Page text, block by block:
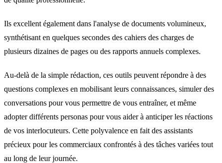
Ils excellent également dans l'analyse de documents volumineux,
synthétisant en quelques secondes des cahiers des charges de
plusieurs dizaines de pages ou des rapports annuels complexes.
Au-delà de la simple rédaction, ces outils peuvent répondre à des
questions complexes en mobilisant leurs connaissances, simuler des
conversations pour vous permettre de vous entraîner, et même
adopter différents personas pour vous aider à anticiper les réactions
de vos interlocuteurs. Cette polyvalence en fait des assistants
précieux pour les commerciaux confrontés à des tâches variées tout
au long de leur journée.